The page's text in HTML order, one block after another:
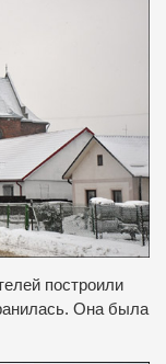
построили
Она была